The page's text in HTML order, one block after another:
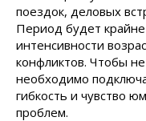
поездок, деловых
Период будет
интенсивности
конфликтов. Чтобы
необходимо
гибкость и чувство
проблем.